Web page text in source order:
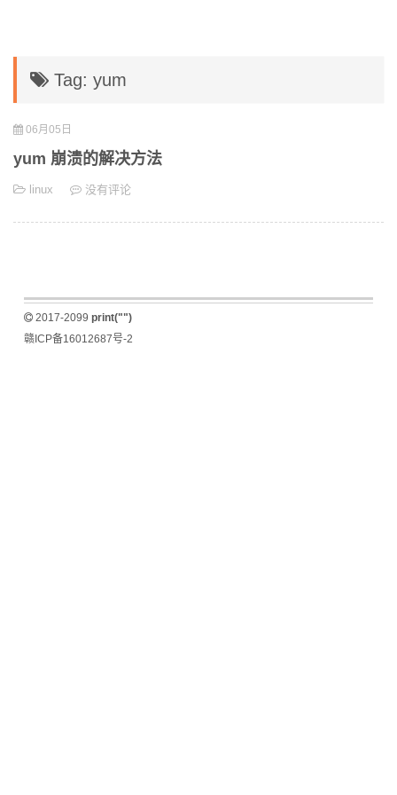
Tag: yum
06月05日
yum 崩溃的解决方法
linux 没有评论
2017-2099 print("")
赣ICP备16012687号-2